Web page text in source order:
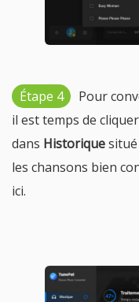
Étape 4
Pour
il est temps de
dans Historique
les chansons bien
ici.